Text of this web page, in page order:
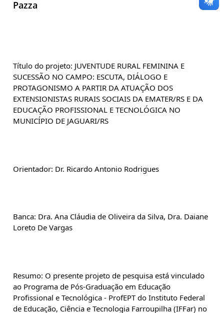
Pazza
Título do projeto: JUVENTUDE RURAL FEMININA E
SUCESSÃO NO CAMPO: ESCUTA, DIÁLOGO E
PROTAGONISMO A PARTIR DA ATUAÇÃO DOS
EXTENSIONISTAS RURAIS SOCIAIS DA EMATER/RS E DA
EDUCAÇÃO PROFISSIONAL E TECNOLÓGICA NO
MUNICÍPIO DE JAGUARI/RS
Orientador: Dr. Ricardo Antonio Rodrigues
Banca: Dra. Ana Cláudia de Oliveira da Silva, Dra. Daiane
Loreto De Vargas
Resumo: O presente projeto de pesquisa está vinculado
ao Programa de Pós-Graduação em Educação
Profissional e Tecnológica - ProfEPT do Instituto Federal
de Educação, Ciência e Tecnologia Farroupilha (IFFar) no